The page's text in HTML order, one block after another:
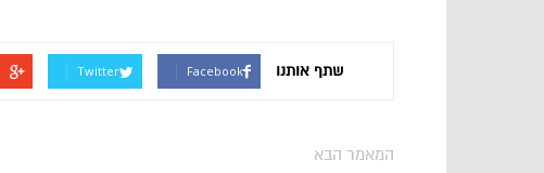
שתף אותנו Facebook
Twitter
המאמר הבא